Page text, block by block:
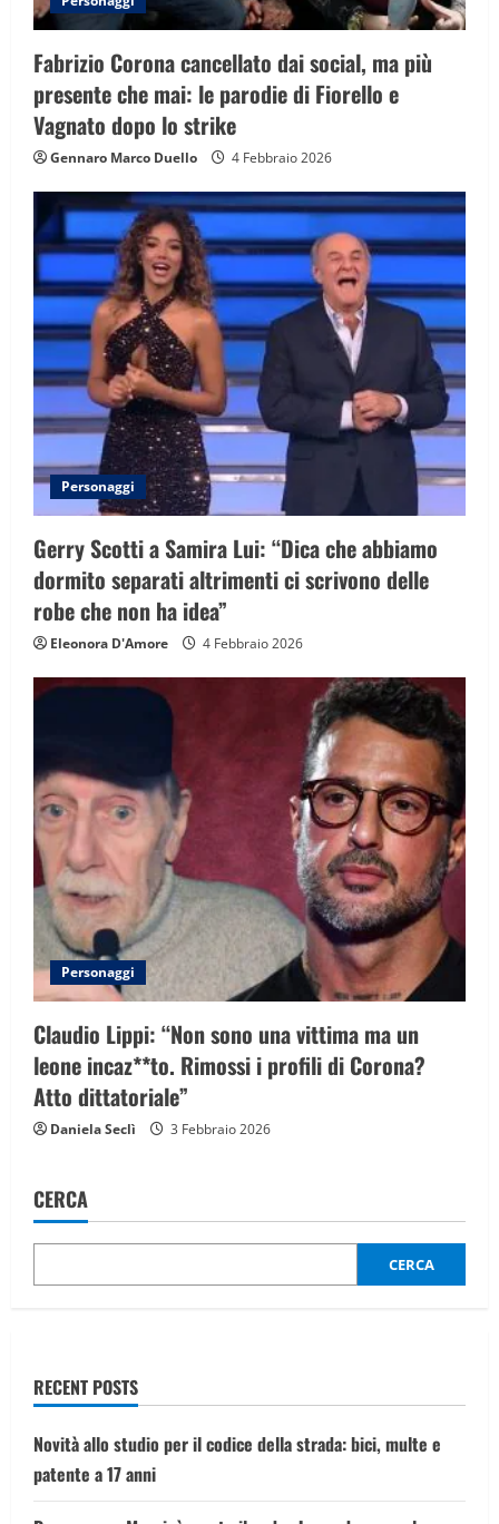
Fabrizio Corona cancellato dai social, ma più
presente che mai: le parodie di Fiorello e
Vagnato dopo lo strike
Gennaro Marco Duello 4 Febbraio 2026
Personaggi
Gerry Scotti a Samira Lui: “Dica che abbiamo
dormito separati altrimenti ci scrivono delle
robe che non ha idea”
Eleonora D'Amore 4 Febbraio 2026
Personaggi
Claudio Lippi: “Non sono una vittima ma un
leone incaz**to. Rimossi i profili di Corona?
Atto dittatoriale”
Daniela Seclì 3 Febbraio 2026
CERCA
CERCA
RECENT POSTS
Novità allo studio per il codice della strada: bici, multe e
patente a 17 anni